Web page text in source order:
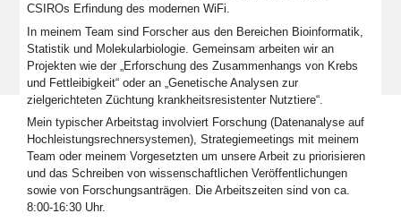
CSIROs Erfindung des modernen WiFi.
In meinem Team sind Forscher aus den Bereichen Bioinformatik,
Statistik und Molekularbiologie. Gemeinsam arbeiten wir an
Projekten wie der „Erforschung des Zusammenhangs von Krebs
und Fettleibigkeit“ oder an „Genetische Analysen zur
zielgerichteten Züchtung krankheitsresistenter Nutztiere“.
Mein typischer Arbeitstag involviert Forschung (Datenanalyse auf
Hochleistungsrechnersystemen), Strategiemeetings mit meinem
Team oder meinem Vorgesetzten um unsere Arbeit zu priorisieren
und das Schreiben von wissenschaftlichen Veröffentlichungen
sowie von Forschungsanträgen. Die Arbeitszeiten sind von ca.
8:00-16:30 Uhr.